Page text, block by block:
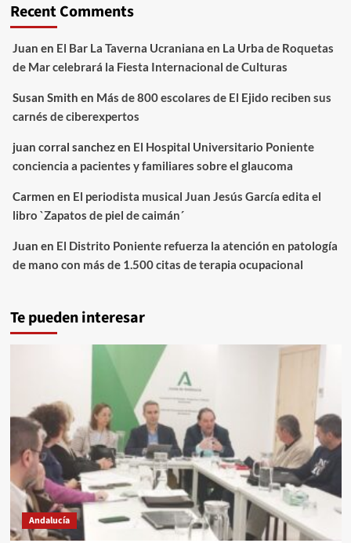
Recent Comments
Juan en El Bar La Taverna Ucraniana en La Urba de Roquetas
de Mar celebrará la Fiesta Internacional de Culturas
Susan Smith en Más de 800 escolares de El Ejido reciben sus
carnés de ciberexpertos
juan corral sanchezen El Hospital Universitario Poniente
conciencia a pacientes y familiares sobre el glaucoma
Carmen en El periodista musical Juan Jesús García edita el
libro `Zapatos de piel de caimán´
Juan en El Distrito Poniente refuerza la atención en patología
de mano con más de 1.500 citas de terapia ocupacional
Te pueden interesar
Andalucía